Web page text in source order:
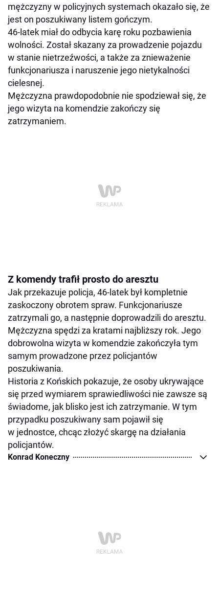
mężczyzny w policyjnych systemach okazało się, że
jest on poszukiwany listem gończym.
46-latek miał do odbycia karę roku pozbawienia
wolności. Został skazany za prowadzenie pojazdu
w stanie nietrzeźwości, a także za znieważenie
funkcjonariusza i naruszenie jego nietykalności
cielesnej.
Mężczyzna prawdopodobnie nie spodziewał się, że
jego wizyta na komendzie zakończy się
zatrzymaniem.
Z komendy trafił prosto do aresztu
Jak przekazuje policja, 46-latek był kompletnie
zaskoczony obrotem spraw. Funkcjonariusze
zatrzymali go, a następnie doprowadzili do aresztu.
Mężczyzna spędzi za kratami najbliższy rok. Jego
dobrowolna wizyta w komendzie zakończyła tym
samym prowadzone przez policjantów
poszukiwania.
Historia z Końskich pokazuje, że osoby ukrywające
się przed wymiarem sprawiedliwości nie zawsze są
świadome, jak blisko jest ich zatrzymanie. W tym
przypadku poszukiwany sam pojawił się
w jednostce, chcąc złożyć skargę na działania
policjantów.
Konrad Koneczny